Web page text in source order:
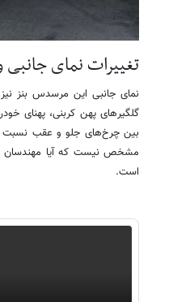
تغییرات نمای جانبی
نمای جانبی این مرسدس بنز
گلگیرهای پهن کربنی، پهنای
بین چرخ‌های جلو و عقب نسبت
مشخص نیست که آیا مهندسان
است.